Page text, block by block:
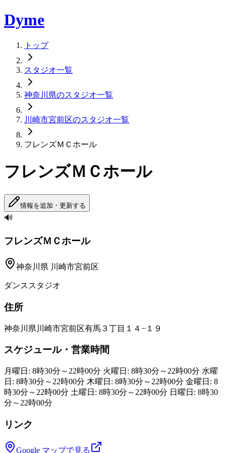
Dyme
トップ
スタジオ一覧
神奈川県のスタジオ一覧
川崎市宮前区のスタジオ一覧
フレンズＭＣホール
フレンズＭＣホール
情報を追加・更新する
🔊
フレンズＭＣホール
神奈川県 川崎市宮前区
ダンススタジオ
住所
神奈川県川崎市宮前区有馬３丁目１４−１９
スケジュール・営業時間
月曜日: 8時30分～22時00分 火曜日: 8時30分～22時00分 水曜
日: 8時30分～22時00分 木曜日: 8時30分～22時00分 金曜日: 8
時30分～22時00分 土曜日: 8時30分～22時00分 日曜日: 8時30
分～22時00分
リンク
Google マップで見る